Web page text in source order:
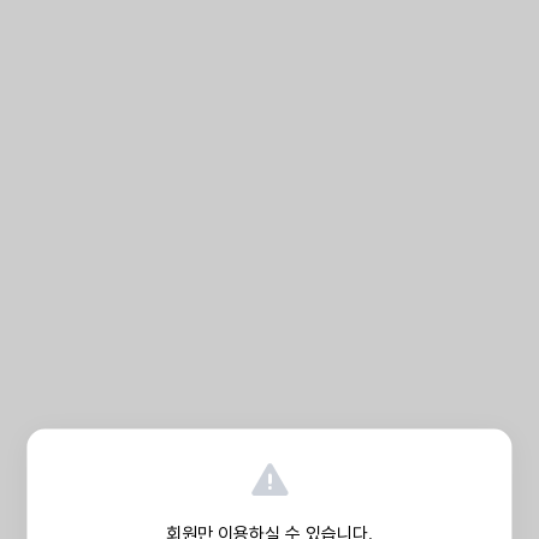
회원만 이용하실 수 있습니다.